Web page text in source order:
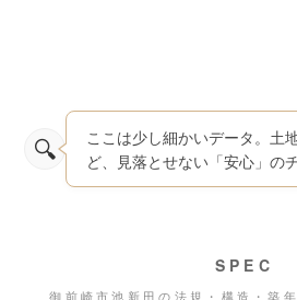
ここは少し細かいデータ。土
ど、見落とせない「安心」の
SPEC
御前崎市池新田の法規・構造・築